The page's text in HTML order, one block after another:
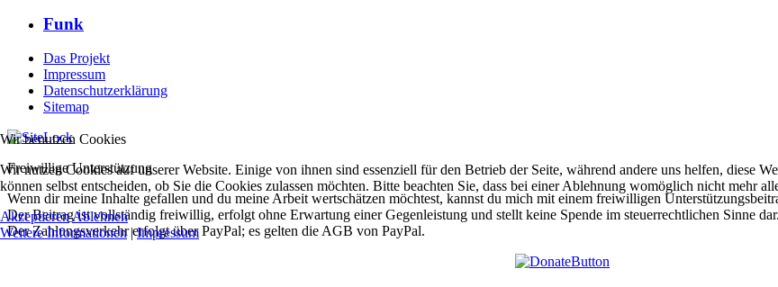
Funk
Das Projekt
Impressum
Datenschutzerklärung
Sitemap
Freiwillige Unterstützung
Wenn dir meine Inhalte gefallen und du meine Arbeit wertschätzen möchtest, kannst du mich mit einem freiwilligen
Der Beitrag ist vollständig freiwillig, erfolgt ohne Erwartung einer Gegenleistung und stellt keine Spende im steuerrechtlichen Sinne dar.
Der Zahlungsverkehr erfolgt über PayPal; es gelten die AGB von PayPal.
Wir benutzen Cookies
Wir nutzen Cookies auf unserer Website. Einige von ihnen sind essenziell für den Betrieb der Seite, während andere uns helfen, diese
können selbst entscheiden, ob Sie die Cookies zulassen möchten. Bitte beachten Sie, dass bei einer Ablehnung womöglich nicht mehr
AkzeptierenAblehnen
Weitere Informationen|Impressum